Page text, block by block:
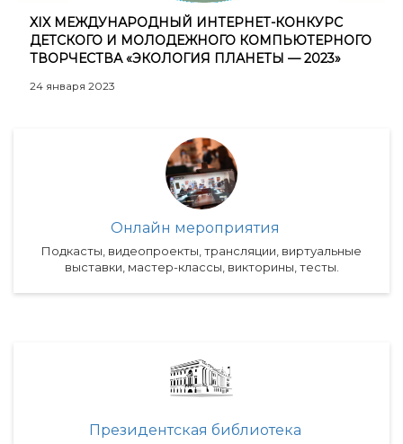
XIX МЕЖДУНАРОДНЫЙ ИНТЕРНЕТ-КОНКУРС
ДЕТСКОГО И МОЛОДЕЖНОГО КОМПЬЮТЕРНОГО
ТВОРЧЕСТВА «ЭКОЛОГИЯ ПЛАНЕТЫ — 2023»
24 января 2023
Онлайн мероприятия
Подкасты, видеопроекты, трансляции, виртуальные
выставки, мастер-классы, викторины, тесты.
Президентская библиотека